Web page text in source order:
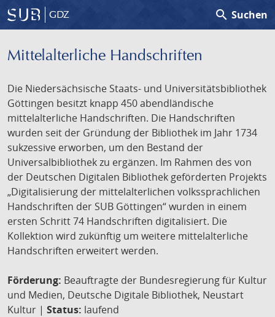
GDZ search Suchen
Mittelalterliche Handschriften
Die Niedersächsische Staats- und Universitätsbibliothek
Göttingen besitzt knapp 450 abendländische
mittelalterliche Handschriften. Die Handschriften
wurden seit der Gründung der Bibliothek im Jahr 1734
sukzessive erworben, um den Bestand der
Universalbibliothek zu ergänzen. Im Rahmen des von
der Deutschen Digitalen Bibliothek geförderten Projekts
„Digitalisierung der mittelalterlichen volkssprachlichen
Handschriften der SUB Göttingen“ wurden in einem
ersten Schritt 74 Handschriften digitalisiert. Die
Kollektion wird zukünftig um weitere mittelalterliche
Handschriften erweitert werden.
Förderung: Beauftragte der Bundesregierung für Kultur
und Medien, Deutsche Digitale Bibliothek, Neustart
Kultur | Status: laufend